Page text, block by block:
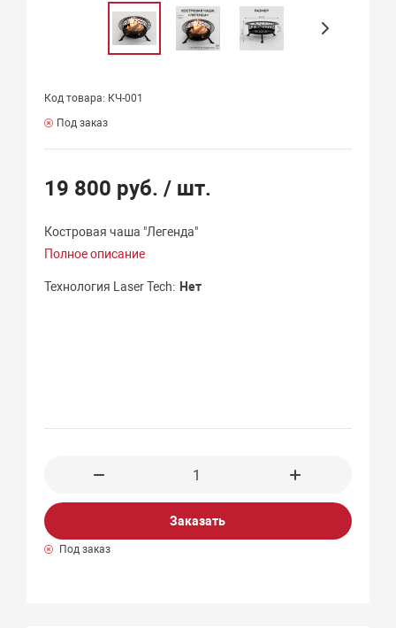
Код товара: КЧ-001
Под заказ
19 800 руб./ шт.
Костровая чаша "Легенда"
Полное описание
Технология Laser Tech Нет
Заказать
Под заказ